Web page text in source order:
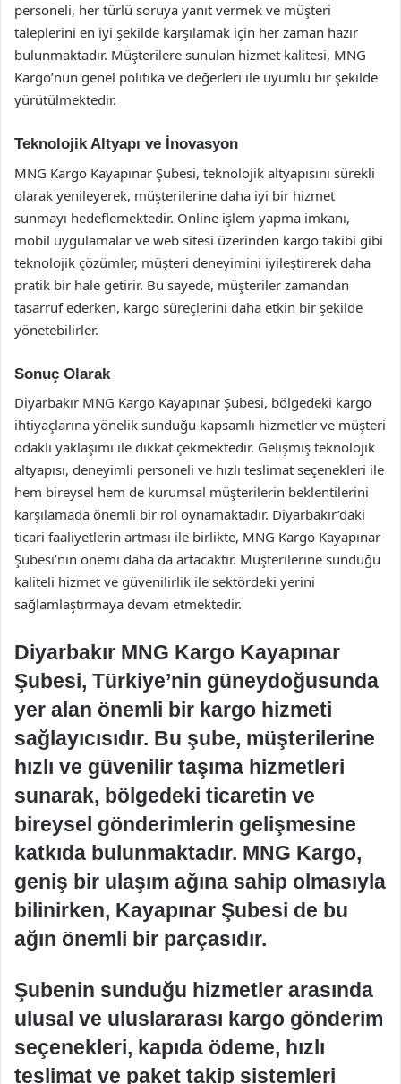
personeli, her türlü soruya yanıt vermek ve müşteri
taleplerini en iyi şekilde karşılamak için her zaman hazır
bulunmaktadır. Müşterilere sunulan hizmet kalitesi, MNG
Kargo’nun genel politika ve değerleri ile uyumlu bir şekilde
yürütülmektedir.
Teknolojik Altyapı ve İnovasyon
MNG Kargo Kayapınar Şubesi, teknolojik altyapısını sürekli
olarak yenileyerek, müşterilerine daha iyi bir hizmet
sunmayı hedeflemektedir. Online işlem yapma imkanı,
mobil uygulamalar ve web sitesi üzerinden kargo takibi gibi
teknolojik çözümler, müşteri deneyimini iyileştirerek daha
pratik bir hale getirir. Bu sayede, müşteriler zamandan
tasarruf ederken, kargo süreçlerini daha etkin bir şekilde
yönetebilirler.
Sonuç Olarak
Diyarbakır MNG Kargo Kayapınar Şubesi, bölgedeki kargo
ihtiyaçlarına yönelik sunduğu kapsamlı hizmetler ve müşteri
odaklı yaklaşımı ile dikkat çekmektedir. Gelişmiş teknolojik
altyapısı, deneyimli personeli ve hızlı teslimat seçenekleri ile
hem bireysel hem de kurumsal müşterilerin beklentilerini
karşılamada önemli bir rol oynamaktadır. Diyarbakır’daki
ticari faaliyetlerin artması ile birlikte, MNG Kargo Kayapınar
Şubesi’nin önemi daha da artacaktır. Müşterilerine sunduğu
kaliteli hizmet ve güvenilirlik ile sektördeki yerini
sağlamlaştırmaya devam etmektedir.
Diyarbakır MNG Kargo Kayapınar
Şubesi, Türkiye’nin güneydoğusunda
yer alan önemli bir kargo hizmeti
sağlayıcısıdır. Bu şube, müşterilerine
hızlı ve güvenilir taşıma hizmetleri
sunarak, bölgedeki ticaretin ve
bireysel gönderimlerin gelişmesine
katkıda bulunmaktadır. MNG Kargo,
geniş bir ulaşım ağına sahip olmasıyla
bilinirken, Kayapınar Şubesi de bu
ağın önemli bir parçasıdır.
Şubenin sunduğu hizmetler arasında
ulusal ve uluslararası kargo gönderim
seçenekleri, kapıda ödeme, hızlı
teslimat ve paket takip sistemleri